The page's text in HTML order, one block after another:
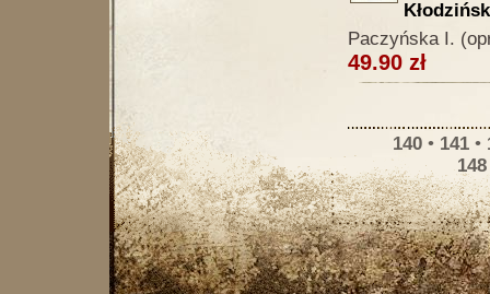
Paczyńska I.
49.90 zł
140• 141•
148